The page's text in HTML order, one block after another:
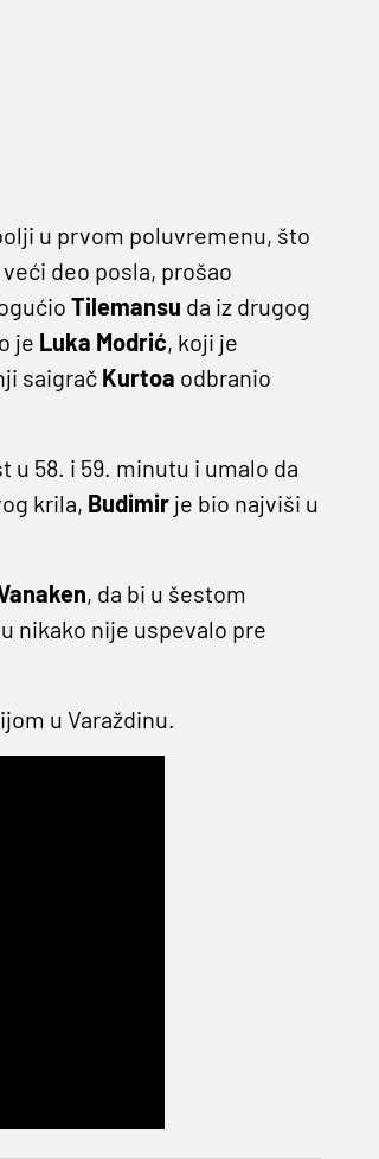
u prvom poluvremenu, što
deo posla, prošao
Tilemansu da iz drugog
je Luka Modrić, koji je
saigrač Kurtoa odbranio
u 58. i 59. minutu i umalo da
krila, Budimirje bio najviši u
, da bi u šestom
nikako nije uspevalo pre
u Varaždinu.